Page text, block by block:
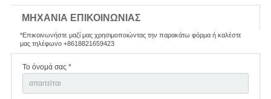
ΜΗΧΑΝΙΑ ΕΠΙΚΟΙΝΩΝΙΑΣ
*Επικοινωνήστε μαζί μας χρησιμοποιώντας την παρακάτω φόρμα ή καλέστε
μας τηλέφωνο +8618821659423
Το όνομά σας *